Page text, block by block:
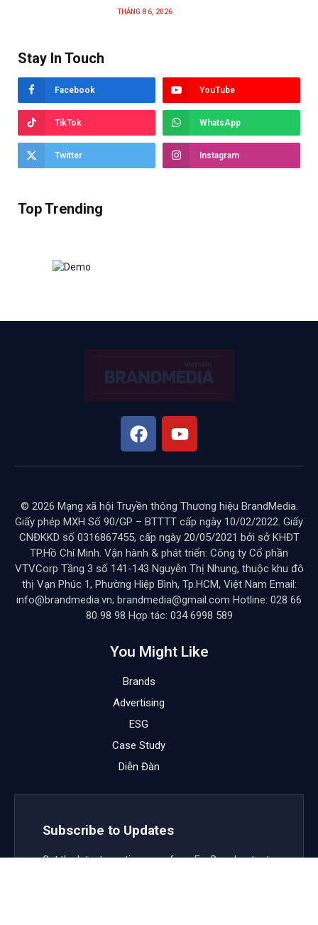
THÁNG 8 6, 2026
Stay In Touch
Facebook YouTube
TikTok WhatsApp
Twitter Instagram
Top Trending
© 2026 Mạng xã hội Truyền thông Thương hiệu BrandMedia.
Giấy phép MXH Số 90/GP – BTTTT cấp ngày 10/02/2022. Giấy
CNĐKKD số 0316867455, cấp ngày 20/05/2021 bởi sở KHĐT
TP.Hồ Chí Minh. Vận hành & phát triển: Công ty Cổ phần
VTVCorp Tầng 3 số 141-143 Nguyễn Thị Nhung, thuộc khu đô
thị Vạn Phúc 1, Phường Hiệp Bình, Tp.HCM, Việt Nam Email:
info@brandmedia.vn; brandmedia@gmail.com Hotline: 028 66
80 98 98 Hợp tác: 034 6998 589
You Might Like
Brands
Advertising
ESG
Case Study
Diễn Đàn
Subscribe to Updates
Get the latest creative news from FooBar about art,